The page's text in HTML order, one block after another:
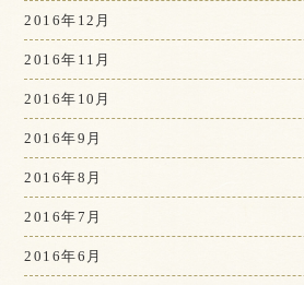
2016年12月
2016年11月
2016年10月
2016年9月
2016年8月
2016年7月
2016年6月